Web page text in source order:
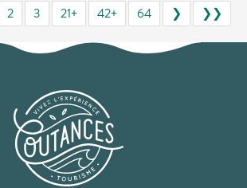
2 3 21+ 42+ 64 ❯ ❯❯